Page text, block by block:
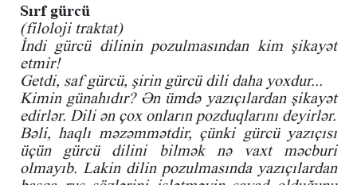
Sırf gürcü
(filoloji traktat)
İndi gürcü dilinin pozulmasından kim şikayət
etmir!
Getdi, saf gürcü, şirin gürcü dili daha yoxdur...
Kimin günahıdır? Ən ümdə yazıçılardan şikayət
edirlər. Dili ən çox onların pozduqlarını deyirlər.
Bəli, haqlı məzəmmətdir, çünki gürcü yazıçısı
üçün gürcü dilini bilmək nə vaxt məcburi
olmayıb. Lakin dilin pozulmasında yazıçılardan